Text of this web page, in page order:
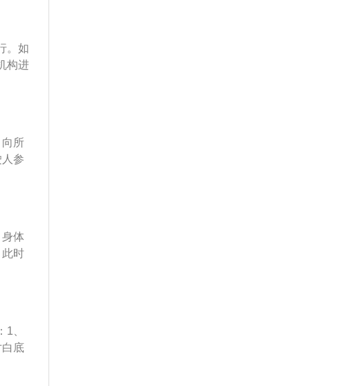
3、
信
证；
行
半
下
本记
到12
分
未
可
。
。如
构进
证
驾
，
驶证
证。
所
参
期
体
时
。
、
底
具